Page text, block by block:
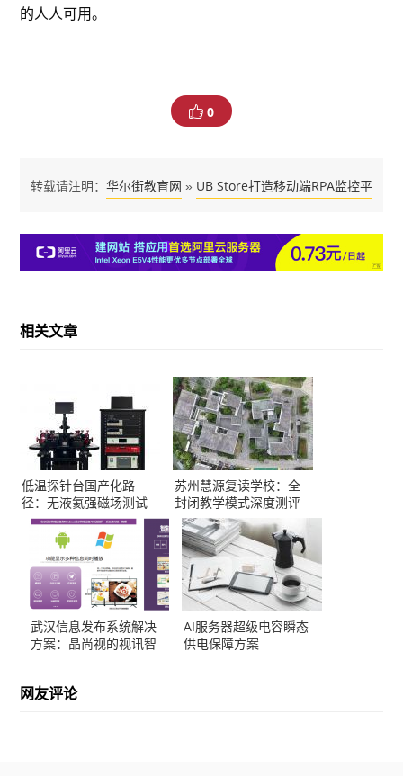
的人人可用。
0
转载请注明： 华尔街教育网 » UB Store打造移动端RPA监控平
相关文章
低温探针台国产化路
径：无液氦强磁场测试
方案解析
苏州慧源复读学校：全
封闭教学模式深度测评
武汉信息发布系统解决
方案：晶尚视的视讯智
AI服务器超级电容瞬态
供电保障方案
网友评论